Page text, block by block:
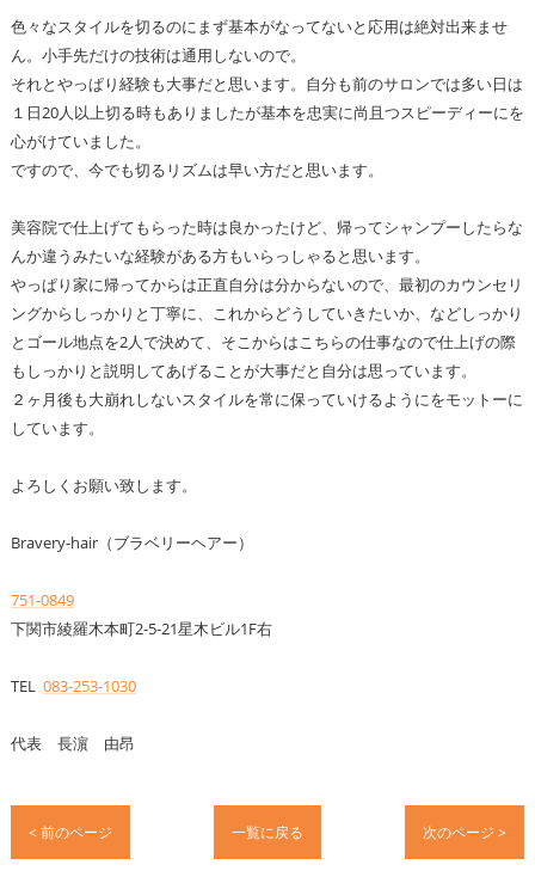
色々なスタイルを切るのにまず基本がなってないと応用は絶対出来ませ
ん。小手先だけの技術は通用しないので。
それとやっぱり経験も大事だと思います。自分も前のサロンでは多い日は
１日20人以上切る時もありましたが基本を忠実に尚且つスピーディーにを
心がけていました。
ですので、今でも切るリズムは早い方だと思います。
美容院で仕上げてもらった時は良かったけど、帰ってシャンプーしたらな
んか違うみたいな経験がある方もいらっしゃると思います。
やっぱり家に帰ってからは正直自分は分からないので、最初のカウンセリ
ングからしっかりと丁寧に、これからどうしていきたいか、などしっかり
とゴール地点を2人で決めて、そこからはこちらの仕事なので仕上げの際
もしっかりと説明してあげることが大事だと自分は思っています。
２ヶ月後も大崩れしないスタイルを常に保っていけるようにをモットーに
しています。
よろしくお願い致します。
Bravery-hair（ブラベリーヘアー）
751-0849
下関市綾羅木本町2-5-21星木ビル1F右
TEL 083-253-1030
代表 長濵 由昂
< 前のページ 一覧に戻る 次のページ >